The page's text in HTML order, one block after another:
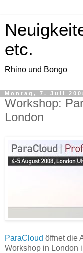
etc.
Rhino und Bongo
Montag, 7. Juli
Workshop:
London
ParaCloud öffnet die
Workshop in London